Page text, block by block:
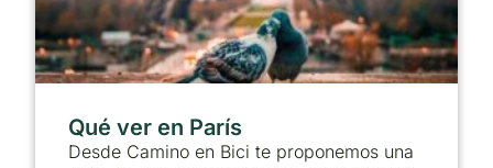
Qué ver en París
Desde Camino en Bici te proponemos una